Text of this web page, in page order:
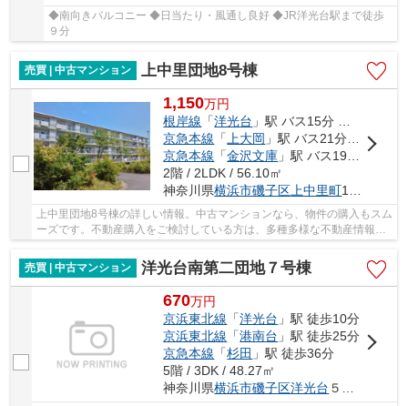
◆南向きバルコニー ◆日当たり・風通し良好 ◆JR洋光台駅まで徒歩
９分
売買 | 中古マンション 上中里団地8号棟
1,150万円
根岸線 「洋光台 」駅 バス15分 「さわの里小学校前」 停歩2分
京急本線 「 上大岡 」駅 バス21分 「さわの里小学校前」 停歩2分
京急本線 「金沢文庫 」駅 バス19分 「上中里郵便局前」 停歩8分
2階 / 2LDK / 56.10㎡
神奈川県横浜市磯子区 上中里町1028
上中里団地8号棟の詳しい情報。中古マンションなら、物件の購入もスム
ーズです。不動産購入をご検討している方は、多種多様な不動産情報を
取り扱う当社にご用命ください。お客様が希望...
売買 | 中古マンション
洋光台南第二団地７号棟
670万円
京浜東北線 「洋光台 」駅 徒歩10分
京浜東北線 「港南台 」駅 徒歩25分
京急本線 「杉田 」駅 徒歩36分
5階 / 3DK / 48.27㎡
神奈川県横浜市磯子区洋光台 ５丁目6-2